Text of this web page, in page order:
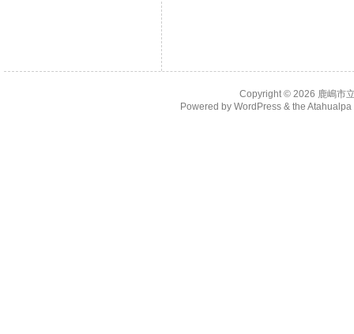
Copyright © 2026 鹿嶋市
Powered by WordPress& the Atahualpa